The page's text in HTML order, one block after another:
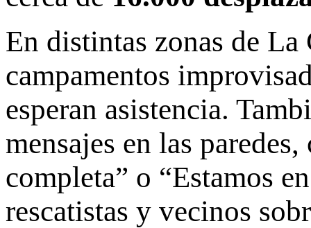
En distintas zonas de La
campamentos
esperan asistencia.
mensajes en las
completa” o “Estamos
rescatistas y vecinos